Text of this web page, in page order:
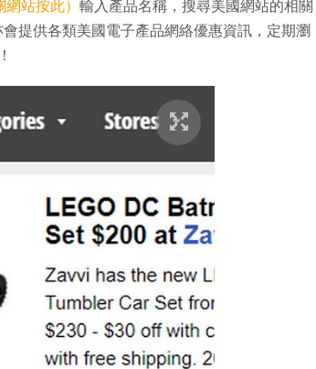
網站按此） 輸入產品名稱，搜尋美國網站的相關
會提供各類美國電子產品網絡優惠資訊，定期瀏